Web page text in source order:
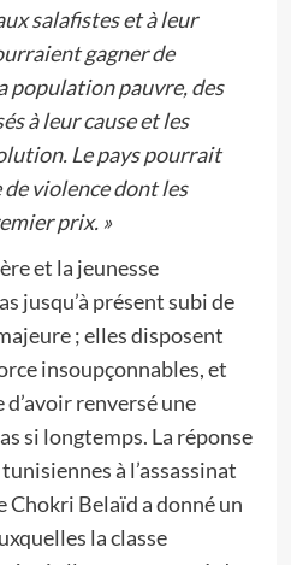
salafistes et à leur
gagner de
population pauvre, des
à leur cause et les
Le pays pourrait
violence dont les
prix. »
et la jeunesse
jusqu’à présent subi de
; elles disposent
insoupçonnables, et
d’avoir renversé une
si longtemps. La réponse
à l’assassinat
Chokri Belaïd a donné un
la classe